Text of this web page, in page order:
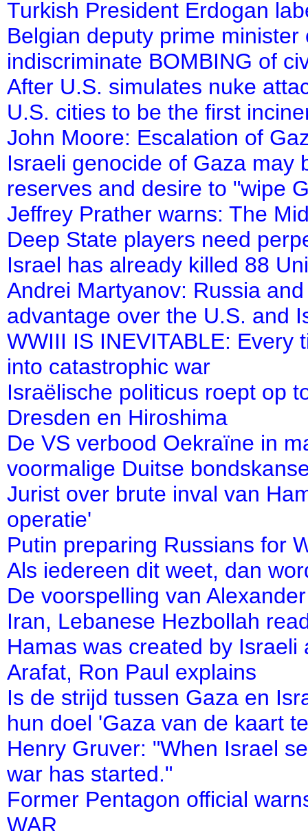
Turkish President Erdogan
Belgian deputy prime
indiscriminate BOMBING of
After U.S. simulates nuke
U.S. cities to be the first
John Moore: Escalation of
Israeli genocide of Gaza may
reserves and desire to "wipe
Jeffrey Prather warns: The
Deep State players need
Israel has already killed 88
Andrei Martyanov: Russia
advantage over the U.S. and
WWIII IS INEVITABLE: Every
into catastrophic war
Israëlische politicus roept op
Dresden en Hiroshima
De VS verbood Oekraïne in
voormalige Duitse
Jurist over brute inval van
operatie'
Putin preparing Russians for
Als iedereen dit weet, dan
De voorspelling van
Iran, Lebanese Hezbollah
Hamas was created by
Arafat, Ron Paul explains
Is de strijd tussen Gaza en
hun doel 'Gaza van de kaart
Henry Gruver: "When Israel
war has started."
Former Pentagon official
WAR